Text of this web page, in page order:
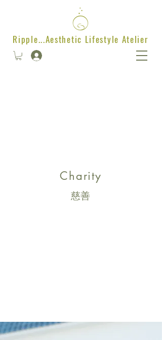
Ripple...Aesthetic Lifestyle Atelier
Charity
慈善